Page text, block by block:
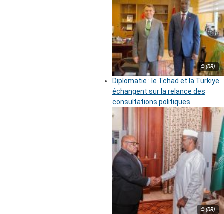
© (DR)
Diplomatie : le Tchad et la Türkiye
échangent sur la relance des
consultations politiques
© (DR)